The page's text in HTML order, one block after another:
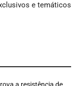
e temáticos